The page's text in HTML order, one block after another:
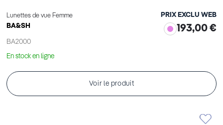
Lunettes de vue Femme
BA&SH
BA2000
PRIX EXCLU WEB
193,00 €
En stock en ligne
Voir le produit